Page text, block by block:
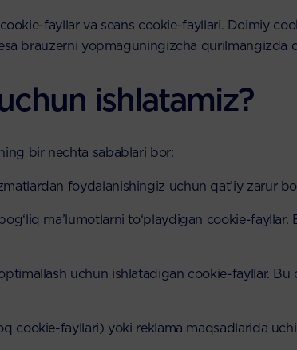
fayllar va seans cookie-fayllari. Doimiy
brauzerni yopmaguningizcha qurilmangizda
ishlatamiz?
bir nechta sabablari bor:
foydalanishingiz uchun qat’iy zarur
ma’lumotlarni to‘playdigan cookie-
uchun ishlatadigan cookie-fayllar.
cookie-fayllari) yoki reklama maqsadlarida